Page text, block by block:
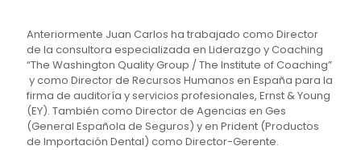
Anteriormente Juan Carlos ha trabajado como Director
de la consultora especializada en Liderazgo y Coaching
“The Washington Quality Group / The Institute of Coaching”
y como Director de Recursos Humanos en España para la
firma de auditoría y servicios profesionales, Ernst & Young
(EY). También como Director de Agencias en Ges
(General Española de Seguros) y en Prident (Productos
de Importación Dental) como Director-Gerente.